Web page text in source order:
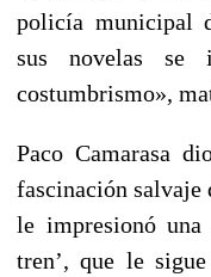
policía municipal
sus novelas se
costumbrismo»,
Paco Camarasa
fascinación
le impresionó una
tren’, que le